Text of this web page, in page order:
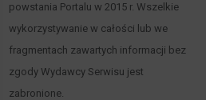
powstania Portalu w 2015 r. Wszelkie
wykorzystywanie w całości lub we
fragmentach zawartych informacji bez
zgody Wydawcy Serwisu jest
zabronione.